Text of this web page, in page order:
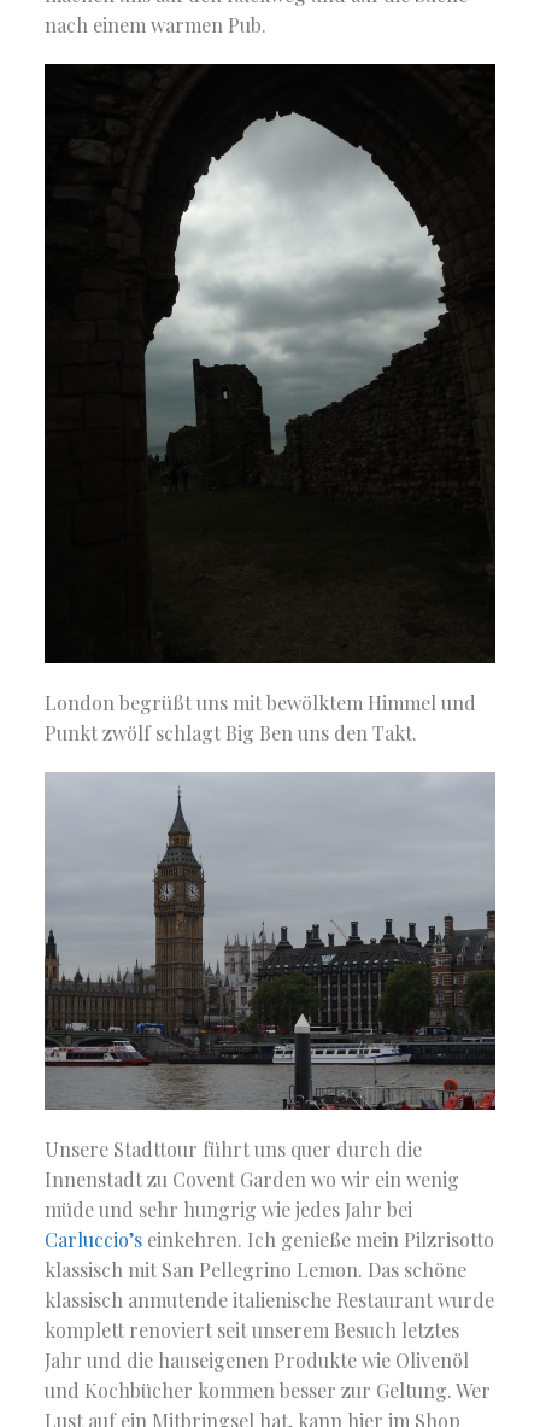
nach einem warmen Pub.
London begrüßt uns mit bewölktem Himmel und
Punkt zwölf schlagt Big Ben uns den Takt.
Unsere Stadttour führt uns quer durch die
Innenstadt zu Covent Garden wo wir ein wenig
müde und sehr hungrig wie jedes Jahr bei
Carluccio’s einkehren. Ich genieße mein Pilzrisotto
klassisch mit San Pellegrino Lemon. Das schöne
klassisch anmutende italienische Restaurant wurde
komplett renoviert seit unserem Besuch letztes
Jahr und die hauseigenen Produkte wie Olivenöl
und Kochbücher kommen besser zur Geltung. Wer
Lust auf ein Mitbringsel hat, kann hier im Shop